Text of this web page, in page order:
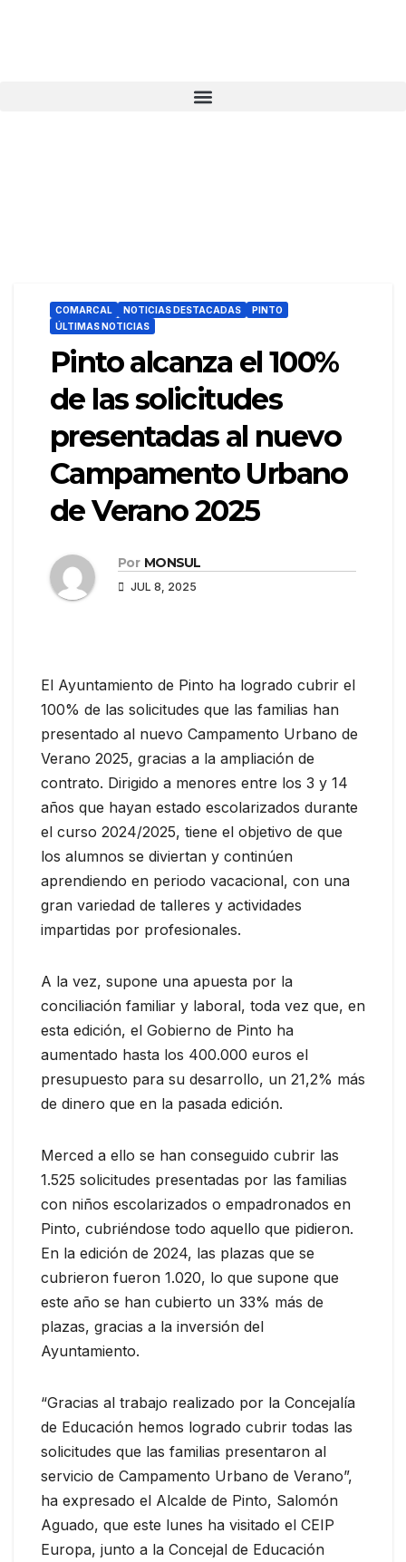
COMARCAL NOTICIAS DESTACADAS
PINTO
ÚLTIMAS NOTICIAS
Pinto alcanza el 100%
de las solicitudes
presentadas al nuevo
Campamento Urbano
de Verano 2025
Por MONSUL
JUL 8, 2025
El Ayuntamiento de Pinto ha logrado cubrir el
100% de las solicitudes que las familias han
presentado al nuevo Campamento Urbano de
Verano 2025, gracias a la ampliación de
contrato. Dirigido a menores entre los 3 y 14
años que hayan estado escolarizados durante
el curso 2024/2025, tiene el objetivo de que
los alumnos se diviertan y continúen
aprendiendo en periodo vacacional, con una
gran variedad de talleres y actividades
impartidas por profesionales.
A la vez, supone una apuesta por la
conciliación familiar y laboral, toda vez que, en
esta edición, el Gobierno de Pinto ha
aumentado hasta los 400.000 euros el
presupuesto para su desarrollo, un 21,2% más
de dinero que en la pasada edición.
Merced a ello se han conseguido cubrir las
1.525 solicitudes presentadas por las familias
con niños escolarizados o empadronados en
Pinto, cubriéndose todo aquello que pidieron.
En la edición de 2024, las plazas que se
cubrieron fueron 1.020, lo que supone que
este año se han cubierto un 33% más de
plazas, gracias a la inversión del
Ayuntamiento.
“Gracias al trabajo realizado por la Concejalía
de Educación hemos logrado cubrir todas las
solicitudes que las familias presentaron al
servicio de Campamento Urbano de Verano”,
ha expresado el Alcalde de Pinto, Salomón
Aguado, que este lunes ha visitado el CEIP
Europa, junto a la Concejal de Educación